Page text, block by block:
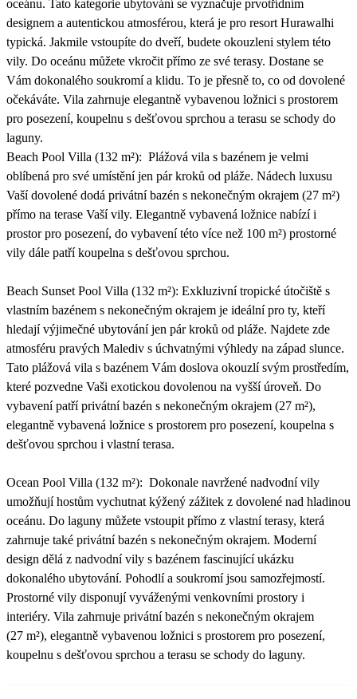
oceánu. Tato kategorie ubytování se vyznačuje prvotřídním
designem a autentickou atmosférou, která je pro resort Hurawalhi
typická. Jakmile vstoupíte do dveří, budete okouzleni stylem této
vily. Do oceánu můžete vkročit přímo ze své terasy. Dostane se
Vám dokonalého soukromí a klidu. To je přesně to, co od dovolené
očekáváte. Vila zahrnuje elegantně vybavenou ložnici s prostorem
pro posezení, koupelnu s dešťovou sprchou a terasu se schody do
laguny.
Beach Pool Villa (132 m²): Plážová vila s bazénem je velmi
oblíbená pro své umístění jen pár kroků od pláže. Nádech luxusu
Vaší dovolené dodá privátní bazén s nekonečným okrajem (27 m²)
přímo na terase Vaší vily. Elegantně vybavená ložnice nabízí i
prostor pro posezení, do vybavení této více než 100 m²) prostorné
vily dále patří koupelna s dešťovou sprchou.
Beach Sunset Pool Villa (132 m²): Exkluzivní tropické útočiště s
vlastním bazénem s nekonečným okrajem je ideální pro ty, kteří
hledají výjimečné ubytování jen pár kroků od pláže. Najdete zde
atmosféru pravých Malediv s úchvatnými výhledy na západ slunce.
Tato plážová vila s bazénem Vám doslova okouzlí svým prostředím,
které pozvedne Vaši exotickou dovolenou na vyšší úroveň. Do
vybavení patří privátní bazén s nekonečným okrajem (27 m²),
elegantně vybavená ložnice s prostorem pro posezení, koupelna s
dešťovou sprchou i vlastní terasa.
Ocean Pool Villa (132 m²): Dokonale navržené nadvodní vily
umožňují hostům vychutnat kýžený zážitek z dovolené nad hladinou
oceánu. Do laguny můžete vstoupit přímo z vlastní terasy, která
zahrnuje také privátní bazén s nekonečným okrajem. Moderní
design dělá z nadvodní vily s bazénem fascinující ukázku
dokonalého ubytování. Pohodlí a soukromí jsou samozřejmostí.
Prostorné vily disponují vyváženými venkovními prostory i
interiéry. Vila zahrnuje privátní bazén s nekonečným okrajem
(27 m²), elegantně vybavenou ložnici s prostorem pro posezení,
koupelnu s dešťovou sprchou a terasu se schody do laguny.